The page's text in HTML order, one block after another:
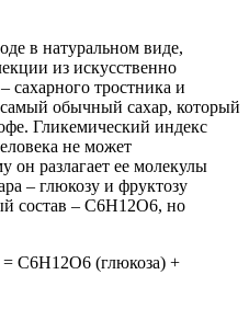
в натуральном виде,
из искусственно
тростника и
обычный сахар, который
Гликемический индекс
не может
он разлагает ее молекулы
– глюкозу и фруктозу
состав – C6H12O6, но
C6H12O6 (глюкоза) +